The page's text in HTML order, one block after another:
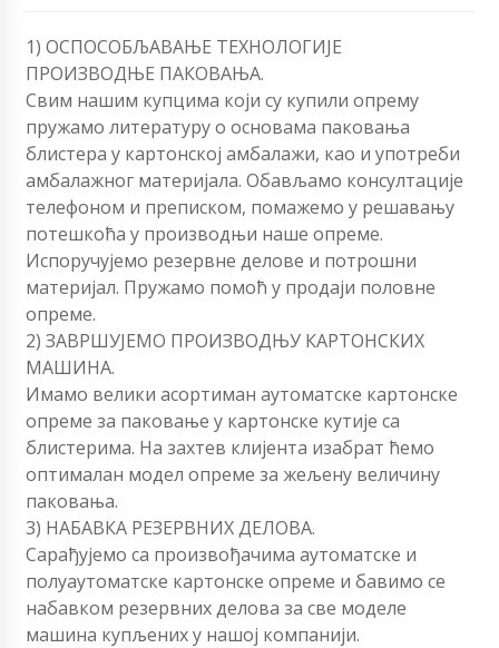
1) ОСПОСОБЉАВАЊЕ ТЕХНОЛОГИЈЕ
ПРОИЗВОДЊЕ ПАКОВАЊА.
Свим нашим купцима који су купили опрему
пружамо литературу о основама паковања
блистера у картонској амбалажи, као и употреби
амбалажног материјала. Обављамо консултације
телефоном и преписком, помажемо у решавању
потешкоћа у производњи наше опреме.
Испоручујемо резервне делове и потрошни
материјал. Пружамо помоћ у продаји половне
опреме.
2) ЗАВРШУЈЕМО ПРОИЗВОДЊУ КАРТОНСКИХ
МАШИНА.
Имамо велики асортиман аутоматске картонске
опреме за паковање у картонске кутије са
блистерима. На захтев клијента изабрат ћемо
оптималан модел опреме за жељену величину
паковања.
3) НАБАВКА РЕЗЕРВНИХ ДЕЛОВА.
Сарађујемо са произвођачима аутоматске и
полуаутоматске картонске опреме и бавимо се
набавком резервних делова за све моделе
машина купљених у нашој компанији.